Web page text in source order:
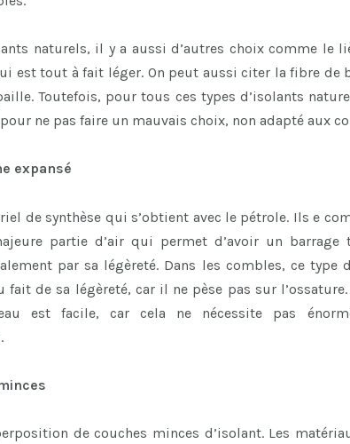
naturels, il y a aussi d’autres choix comme le
est tout à fait léger. On peut aussi citer la fibre de
Toutefois, pour tous ces types d’isolants
ne pas faire un mauvais choix, non adapté aux
expansé
de synthèse qui s’obtient avec le pétrole. Ils e
partie d’air qui permet d’avoir un barrage
par sa légèreté. Dans les combles, ce type
fait de sa légèreté, car il ne pèse pas sur
est facile, car cela ne nécessite pas
de couches minces d’isolant. Les